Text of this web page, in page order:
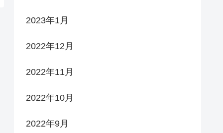
2023年1月
2022年12月
2022年11月
2022年10月
2022年9月